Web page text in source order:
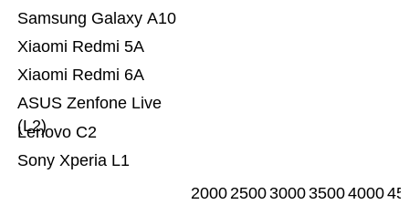
Sony Xperia L1
Lenovo C2
ASUS Zenfone Live
(L2)
Xiaomi Redmi 6A
Xiaomi Redmi 5A
Samsung Galaxy A10
20002500300035004000